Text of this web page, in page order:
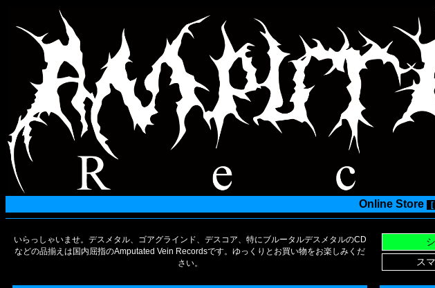
Online Store [
いらっしゃいませ。デスメタル、ゴアグラインド、デスコア、特にブルータルデスメタルのCD
などの品揃えは国内屈指のAmputated Vein Recordsです。ゆっくりとお買い物をお楽しみくだ
さい。